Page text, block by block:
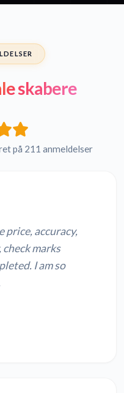
skabere
på 211 anmeldelser
price, accuracy,
marks
I am so